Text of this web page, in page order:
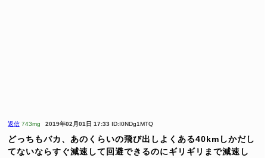
返信 743mg 2019年02月01日 17:33 ID:I0NDg1MTQ
どっちもバカ、あのくらいの飛び出しよくある40kmしかだし
てないならすぐ減速して回避できるのにギリギリまで減速し